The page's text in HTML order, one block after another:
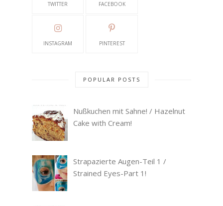
TWITTER FACEBOOK
INSTAGRAM PINTEREST
POPULAR POSTS
Nußkuchen mit Sahne! / Hazelnut
Cake with Cream!
Strapazierte Augen-Teil 1 /
Strained Eyes-Part 1!